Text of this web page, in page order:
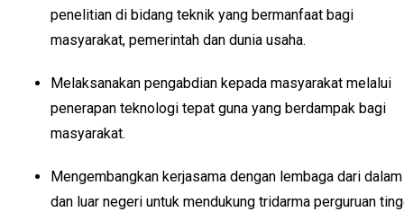
penelitian di bidang teknik yang bermanfaat bagi
masyarakat, pemerintah dan dunia usaha.
Melaksanakan pengabdian kepada masyarakat melalui
penerapan teknologi tepat guna yang berdampak bagi
masyarakat.
Mengembangkan kerjasama dengan lembaga dari dalam
dan luar negeri untuk mendukung tridarma perguruan